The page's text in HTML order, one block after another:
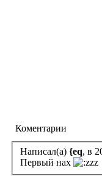
Коментарии
Написал(а) {eq, в
Первый нах